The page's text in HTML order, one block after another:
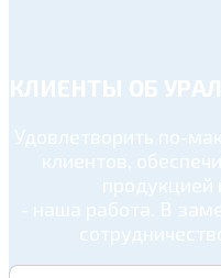
КЛИЕНТЫ ОБ
Удовлетворить по-
клиентов,
продукцией
- наша работа. В